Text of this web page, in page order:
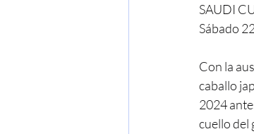
SAUDI
Sábado
Con la
caballo
2024
cuello del